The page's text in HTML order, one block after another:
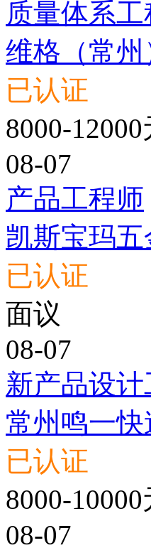
质量体系
维格（常
已认证
8000-12000
08-07
产品工程师
凯斯宝玛
已认证
面议
08-07
新产品设
常州鸣一
已认证
8000-10000
08-07